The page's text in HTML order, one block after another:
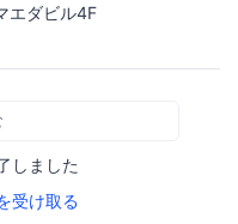
エダビル4F
しました
受け取る